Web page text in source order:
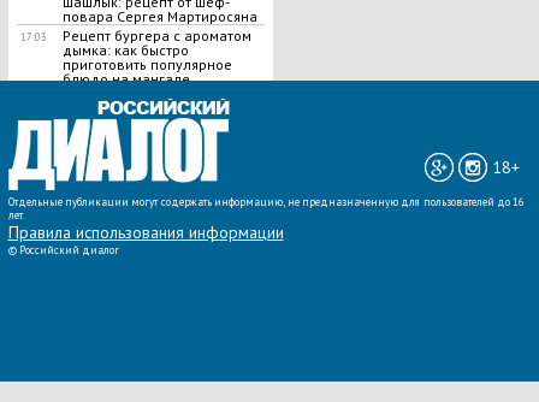
повара Сергея Мартиросяна
17:03
Рецепт бургера с ароматом
дымка: как быстро
приготовить популярное
блюдо на мангале
ВСЕ НОВОСТИ »
18+
Отдельные публикации могут содержать информацию, не предназначенную для пользователей до 16
лет.
Правила использования информации
© Российский диалог